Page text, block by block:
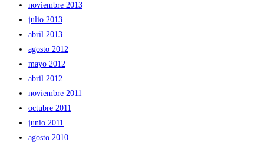
noviembre 2013
julio 2013
abril 2013
agosto 2012
mayo 2012
abril 2012
noviembre 2011
octubre 2011
junio 2011
agosto 2010